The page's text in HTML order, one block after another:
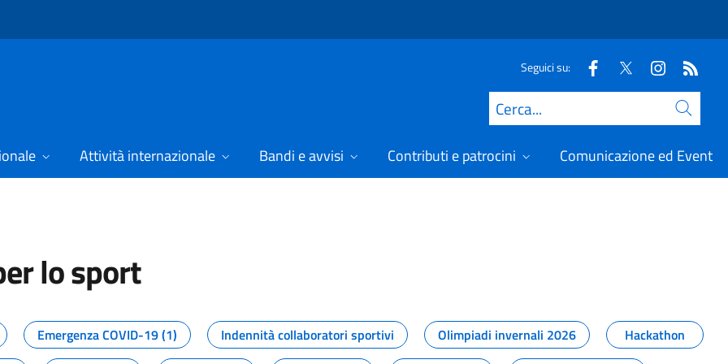
Seguici su:
Cerca
Attività internazionale Bandi e avvisi Contributi e patrocini Comunicazione ed Eventi
lo sport
dal Dipartimento per lo sport
Emergenza COVID-19 (1) Indennità collaboratori sportivi Olimpiadi invernali 2026
Hackathon